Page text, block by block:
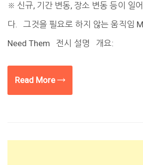
※ 신규, 기간 변동, 장소 변동 등이 일
다. 그것을 필요로 하지 않는 움직임
Need Them 전시 설명 개요:
Read More →